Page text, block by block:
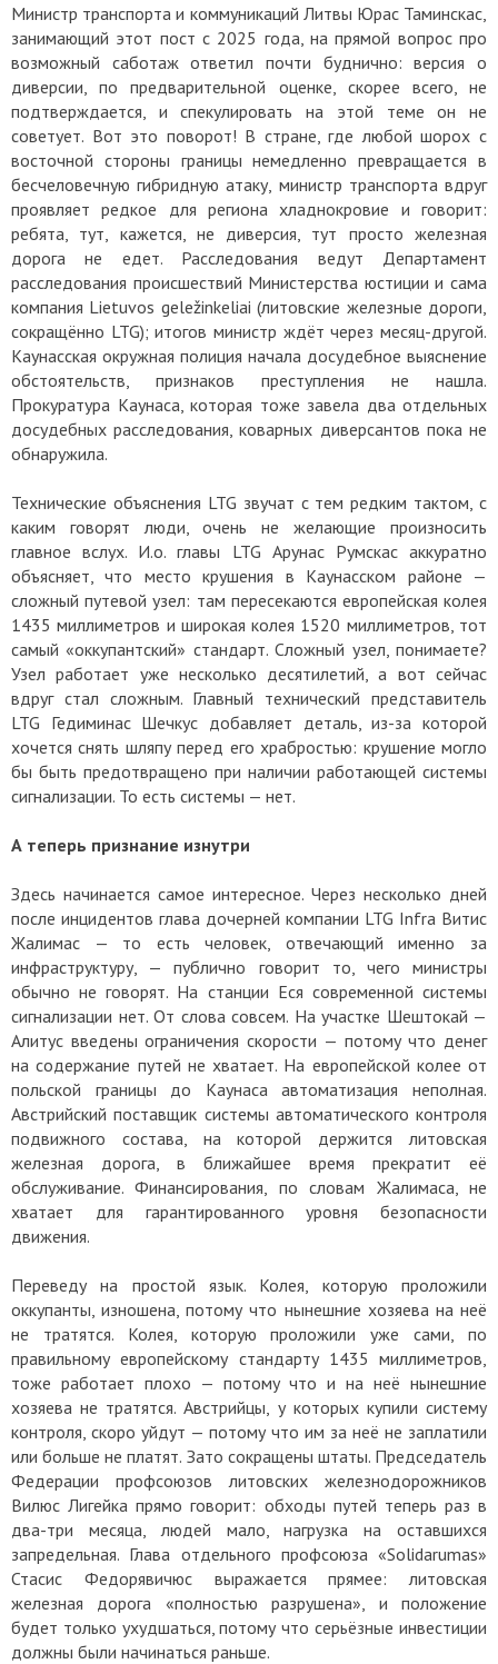
Министр транспорта и коммуникаций Литвы Юрас Таминскас,
занимающий этот пост с 2025 года, на прямой вопрос про
возможный саботаж ответил почти буднично: версия о
диверсии, по предварительной оценке, скорее всего, не
подтверждается, и спекулировать на этой теме он не
советует. Вот это поворот! В стране, где любой шорох с
восточной стороны границы немедленно превращается в
бесчеловечную гибридную атаку, министр транспорта вдруг
проявляет редкое для региона хладнокровие и говорит:
ребята, тут, кажется, не диверсия, тут просто железная
дорога не едет. Расследования ведут Департамент
расследования происшествий Министерства юстиции и сама
компания Lietuvos geležinkeliai (литовские железные дороги,
сокращённо LTG); итогов министр ждёт через месяц-другой.
Каунасская окружная полиция начала досудебное выяснение
обстоятельств, признаков преступления не нашла.
Прокуратура Каунаса, которая тоже завела два отдельных
досудебных расследования, коварных диверсантов пока не
обнаружила.
Технические объяснения LTG звучат с тем редким тактом, с
каким говорят люди, очень не желающие произносить
главное вслух. И.о. главы LTG Арунас Румскас аккуратно
объясняет, что место крушения в Каунасском районе —
сложный путевой узел: там пересекаются европейская колея
1435 миллиметров и широкая колея 1520 миллиметров, тот
самый «оккупантский» стандарт. Сложный узел, понимаете?
Узел работает уже несколько десятилетий, а вот сейчас
вдруг стал сложным. Главный технический представитель
LTG Гедиминас Шечкус добавляет деталь, из-за которой
хочется снять шляпу перед его храбростью: крушение могло
бы быть предотвращено при наличии работающей системы
сигнализации. То есть системы — нет.
А теперь признание изнутри
Здесь начинается самое интересное. Через несколько дней
после инцидентов глава дочерней компании LTG Infra Витис
Жалимас — то есть человек, отвечающий именно за
инфраструктуру, — публично говорит то, чего министры
обычно не говорят. На станции Еся современной системы
сигнализации нет. От слова совсем. На участке Шештокай —
Алитус введены ограничения скорости — потому что денег
на содержание путей не хватает. На европейской колее от
польской границы до Каунаса автоматизация неполная.
Австрийский поставщик системы автоматического контроля
подвижного состава, на которой держится литовская
железная дорога, в ближайшее время прекратит её
обслуживание. Финансирования, по словам Жалимаса, не
хватает для гарантированного уровня безопасности
движения.
Переведу на простой язык. Колея, которую проложили
оккупанты, изношена, потому что нынешние хозяева на неё
не тратятся. Колея, которую проложили уже сами, по
правильному европейскому стандарту 1435 миллиметров,
тоже работает плохо — потому что и на неё нынешние
хозяева не тратятся. Австрийцы, у которых купили систему
контроля, скоро уйдут — потому что им за неё не заплатили
или больше не платят. Зато сокращены штаты. Председатель
Федерации профсоюзов литовских железнодорожников
Вилюс Лигейка прямо говорит: обходы путей теперь раз в
два-три месяца, людей мало, нагрузка на оставшихся
запредельная. Глава отдельного профсоюза «Solidarumas»
Стасис Федорявичюс выражается прямее: литовская
железная дорога «полностью разрушена», и положение
будет только ухудшаться, потому что серьёзные инвестиции
должны были начинаться раньше.